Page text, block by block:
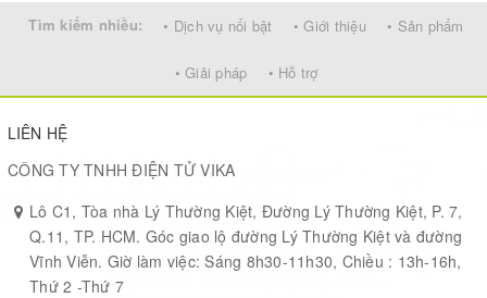
Built-in Temperature Sensor:
Accuracy Tolerance : Typ ±0.3 °C
Operating Range: -40 ~ 85 °C
Built-in Humidity Sensor:
Resolution: 0.04 %RH
Accuracy Tolerance : Typ ±3 %RH
Long Term Drift: < 0.25 RH/yr
Operating Range: 0 ~ 96 %RH
Tìm kiếm nhiều: • Dịch vụ nổi bật • Giới thiệu • Sản phẩm
• Giải pháp • Hỗ trợ
LIÊN HỆ
CÔNG TY TNHH ĐIỆN TỬ VIKA
Lô C1, Tòa nhà Lý Thường Kiệt, Đường Lý Thường Kiệt, P. 7,
Q.11, TP. HCM. Góc giao lộ đường Lý Thường Kiệt và đường
Vĩnh Viễn. Giờ làm việc: Sáng 8h30-11h30, Chiều : 13h-16h,
Thứ 2 -Thứ 7